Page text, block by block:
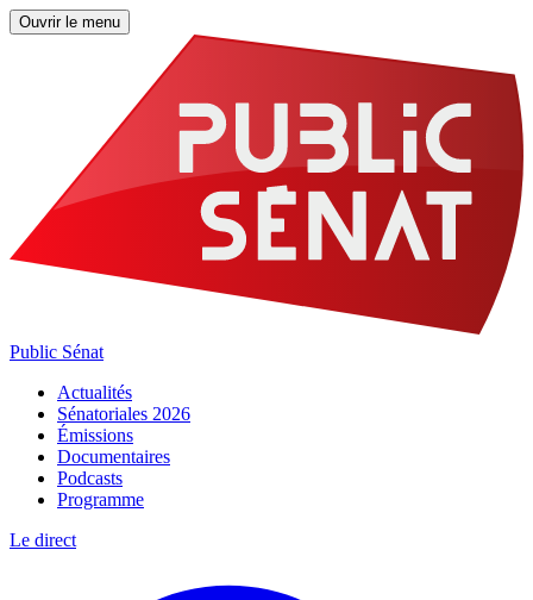
Ouvrir le menu
Public Sénat
Actualités
Sénatoriales 2026
Émissions
Documentaires
Podcasts
Programme
Le direct